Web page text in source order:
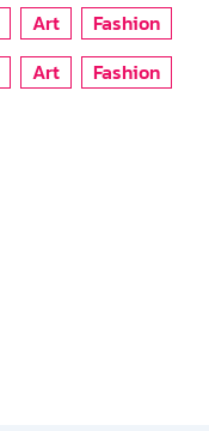
Art
Fashion
Art
Fashion